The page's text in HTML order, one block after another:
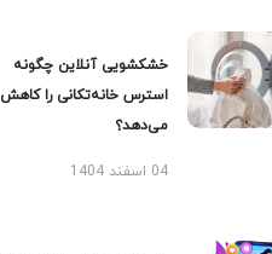
خشکشویی آنلاین چگونه
استرس خانه‌تکانی را کاهش
می‌دهد؟
04 اسفند 1404